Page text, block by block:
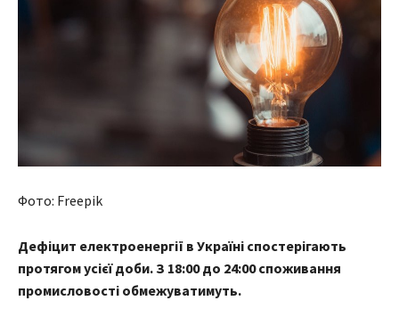
Фото: Freepik
Дефіцит електроенергії в Україні спостерігають
протягом усієї доби. З 18:00 до 24:00 споживання
промисловості обмежуватимуть.